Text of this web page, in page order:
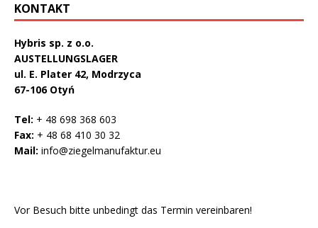
KONTAKT
Hybris sp. z o.o.
AUSTELLUNGSLAGER
ul. E. Plater 42, Modrzyca
67-106 Otyń
Tel: + 48 698 368 603
Fax: + 48 68 410 30 32
Mail: info@ziegelmanufaktur.eu
Vor Besuch bitte unbedingt das Termin vereinbaren!